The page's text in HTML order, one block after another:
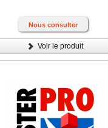
Nous consulter
Voir le produit